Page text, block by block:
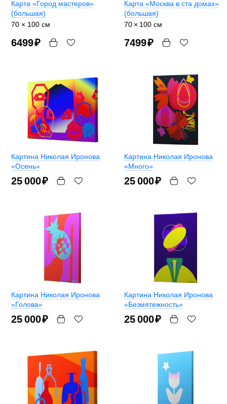
Карта «Город мастеров»
(большая)
70 × 100 см
6499₽
Карта «Москва в ста домах»
(большая)
70 × 100 см
7499₽
Картина Николая Иронова
«Осень»
25 000₽
Картина Николая Иронова
«Много»
25 000₽
Картина Николая Иронова
«Голова»
25 000₽
Картина Николая Иронова
«Безмятежность»
25 000₽